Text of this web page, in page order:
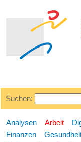
Suchen:
Analysen Arbeit
Finanzen